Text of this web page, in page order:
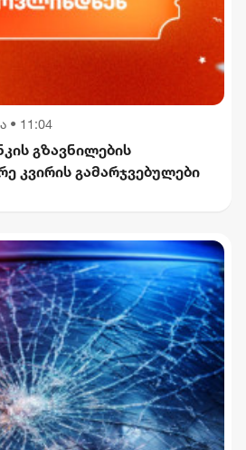
• 11:04
გზავნილების
კვირის გამარჯვებულები